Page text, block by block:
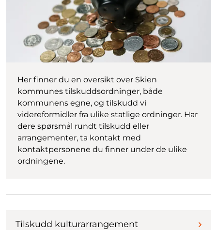
Her finner du en oversikt over Skien
kommunes tilskuddsordninger, både
kommunens egne, og tilskudd vi
videreformidler fra ulike statlige ordninger. Har
dere spørsmål rundt tilskudd eller
arrangementer, ta kontakt med
kontaktpersonene du finner under de ulike
ordningene.
Tilskudd kulturarrangement